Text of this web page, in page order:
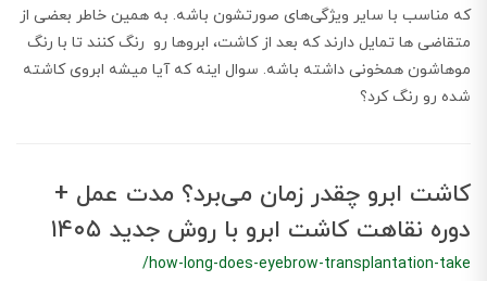
که مناسب با سایر ویژگی‌های صورتشون باشه. به همین خاطر بعضی از
متقاضی ها تمایل دارند که بعد از کاشت، ابروها رو رنگ کنند تا با رنگ
موهاشون همخونی داشته باشه. سوال اینه که آیا میشه ابروی کاشته
شده رو رنگ کرد؟
کاشت ابرو چقدر زمان می‌برد؟ مدت عمل +
دوره نقاهت کاشت ابرو با روش جدید ۱۴۰۵
/how-long-does-eyebrow-transplantation-take